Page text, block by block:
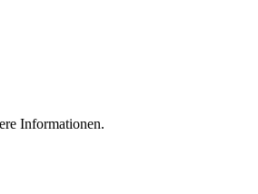
Informationen.